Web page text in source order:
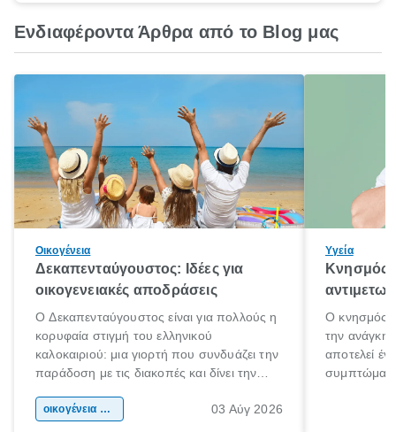
Ενδιαφέροντα Άρθρα από το Blog μας
Οικογένεια
Δεκαπενταύγουστος: Ιδέες για
οικογενειακές αποδράσεις
Ο Δεκαπενταύγουστος είναι για πολλούς η
κορυφαία στιγμή του ελληνικού
καλοκαιριού: μια γιορτή που συνδυάζει την
παράδοση με τις διακοπές και δίνει την
χώρας. Είτε πρόκειται για λίγες μέρες
οικογένεια & παιδί 03 Αύγ 2026
Υγεία
Κνησμός:
Ο κνησμός
την ανάγκη
αποτελεί